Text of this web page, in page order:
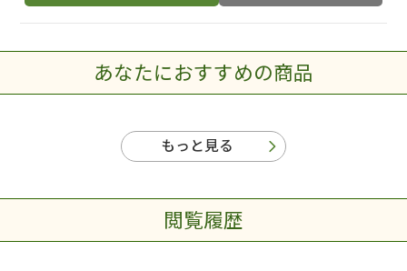
あなたにおすすめの商品
もっと見る
閲覧履歴